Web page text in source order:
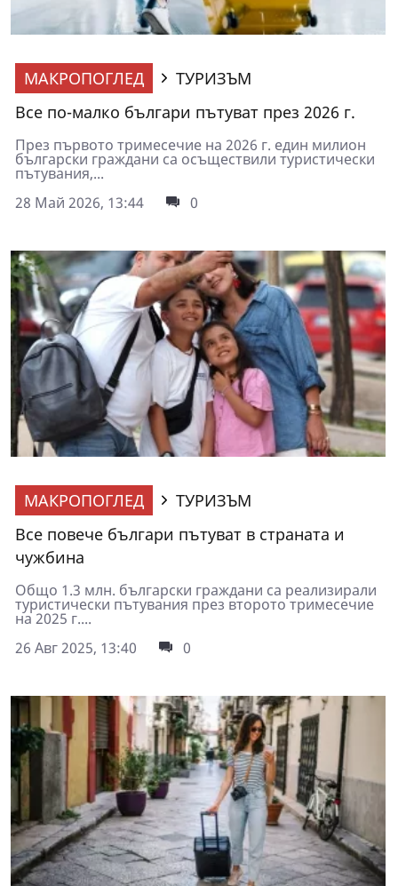
МАКРОПОГЛЕД
ТУРИЗЪМ
Все по-малко българи пътуват през 2026 г.
През първото тримесечие на 2026 г. един милион
български граждани са осъществили туристически
пътувания,...
28 Май 2026, 13:44
0
МАКРОПОГЛЕД
ТУРИЗЪМ
Все повече българи пътуват в страната и
чужбина
Общо 1.3 млн. български граждани са реализирали
туристически пътувания през второто тримесечие
на 2025 г....
26 Авг 2025, 13:40
0